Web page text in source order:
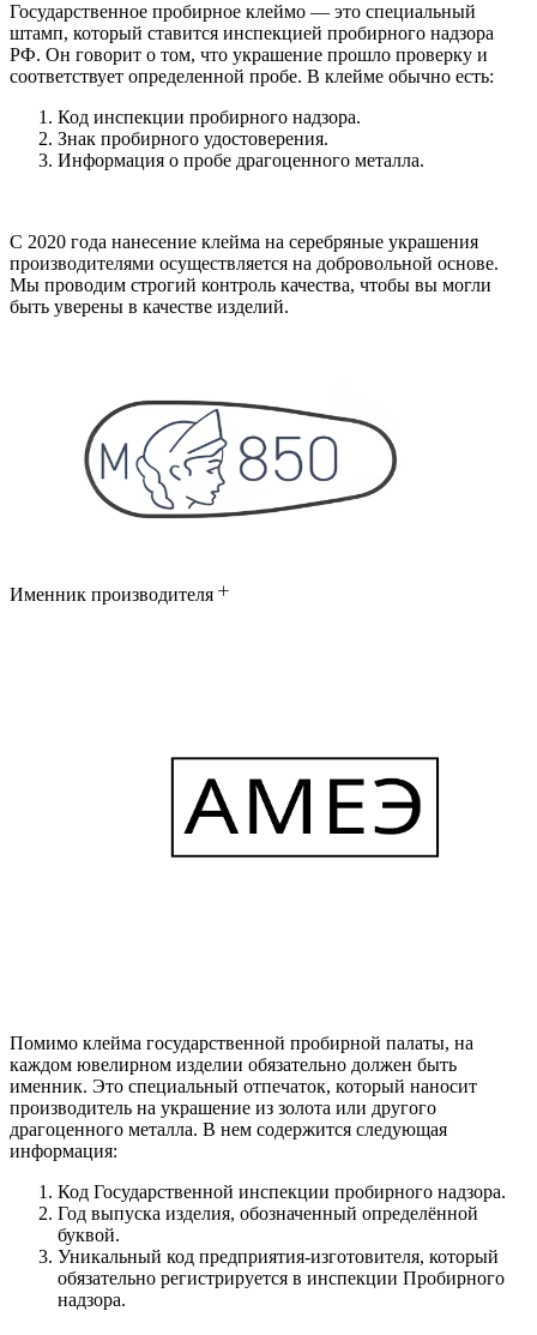
Государственное пробирное клеймо — это специальный
штамп, который ставится инспекцией пробирного надзора
РФ. Он говорит о том, что украшение прошло проверку и
соответствует определенной пробе. В клейме обычно есть:
Код инспекции пробирного надзора.
Знак пробирного удостоверения.
Информация о пробе драгоценного металла.
С 2020 года нанесение клейма на серебряные украшения
производителями осуществляется на добровольной основе.
Мы проводим строгий контроль качества, чтобы вы могли
быть уверены в качестве изделий.
Именник производителя
Помимо клейма государственной пробирной палаты, на
каждом ювелирном изделии обязательно должен быть
именник. Это специальный отпечаток, который наносит
производитель на украшение из золота или другого
драгоценного металла. В нем содержится следующая
информация:
Код Государственной инспекции пробирного надзора.
Год выпуска изделия, обозначенный определённой
буквой.
Уникальный код предприятия-изготовителя, который
обязательно регистрируется в инспекции Пробирного
надзора.